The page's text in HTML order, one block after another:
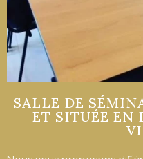
SALLE DE
ET SITUÉE EN